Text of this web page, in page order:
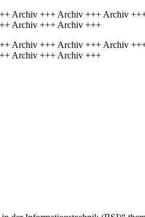
Archiv +++ Archiv +++ Archiv
Archiv +++ Archiv +++
Archiv +++ Archiv +++ Archiv
Archiv +++ Archiv +++